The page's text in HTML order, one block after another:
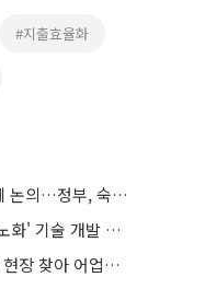
#지출효율화
AI 기본사회·평생일자리 국민과 함께 논의…정부, 숙의공론화 착수
400년, 4000년 사는 해양생물⋯'역노화' 기술 개발 추진
노동진 수협 회장, 제주 고수온 피해 현장 찾아 어업인 지원 점검